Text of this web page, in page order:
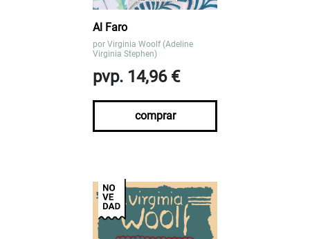
Al Faro
por Virginia Woolf (Adeline
Virginia Stephen)
pvp. 14,96 €
comprar